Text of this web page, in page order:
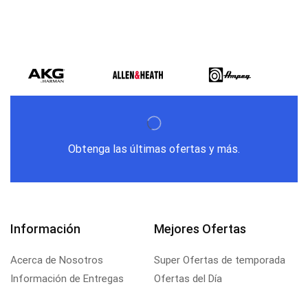
Obtenga las últimas ofertas y más.
Información
Acerca de Nosotros
Información de Entregas
Mejores Ofertas
Super Ofertas de temporada
Ofertas del Día